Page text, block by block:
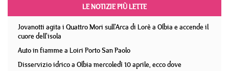
LE NOTIZIE PIÙ LETTE
Jovanotti agita i Quattro Mori sull'Arca di Lorè a Olbia e accende il
cuore dell'isola
Auto in fiamme a Loiri Porto San Paolo
Disservizio idrico a Olbia mercoledì 10 aprile, ecco dove